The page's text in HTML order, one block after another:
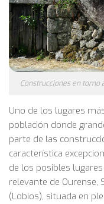
Construcciones en torno
Uno de los lugares
población donde
parte de las
característica
de los posibles
relevante de Ourense,
(Lobios), situada en